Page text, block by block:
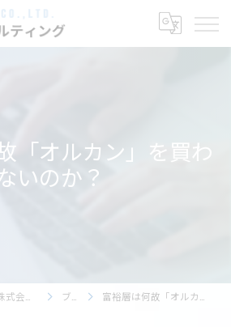
「オルカン」を買わ
いのか？
ブログ 富裕層は何故「オルカン」を買わないのか？